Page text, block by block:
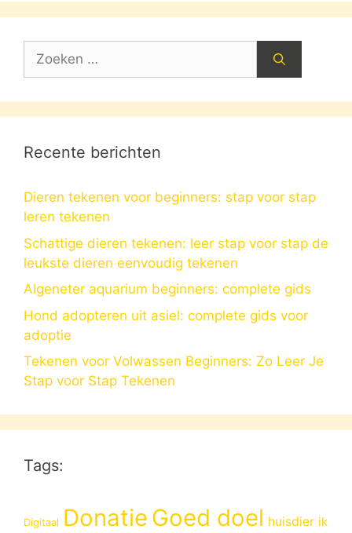
Zoek
Recente berichten
Dieren tekenen voor beginners: stap voor stap
leren tekenen
Schattige dieren tekenen: leer stap voor stap de
leukste dieren eenvoudig tekenen
Algeneter aquarium beginners: complete gids
Hond adopteren uit asiel: complete gids voor
adoptie
Tekenen voor Volwassen Beginners: Zo Leer Je
Stap voor Stap Tekenen
Tags:
Digitaal Donatie Goed doel huisdier ik